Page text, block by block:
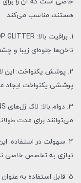
هستند، مناسب می‌کند.
ناخن‌ها جلوه‌ای زیبا و
2. پوشش یکنواخت: این
پوششی یکنواخت ایجاد
می‌توانند برای مدت
4. سهولت در استفاده:
نیازی به تخصص خاصی